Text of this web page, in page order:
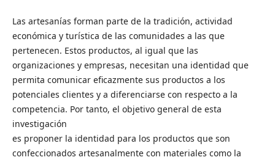
Las artesanías forman parte de la tradición, actividad
económica y turística de las comunidades a las que
pertenecen. Estos productos, al igual que las
organizaciones y empresas, necesitan una identidad que
permita comunicar eficazmente sus productos a los
potenciales clientes y a diferenciarse con respecto a la
competencia. Por tanto, el objetivo general de esta
investigación
es proponer la identidad para los productos que son
confeccionados artesanalmente con materiales como la